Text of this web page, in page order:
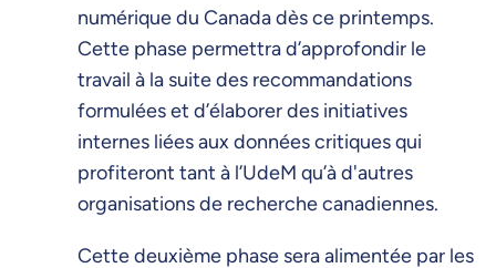
numérique du Canada dès ce printemps.
Cette phase permettra d’approfondir le
travail à la suite des recommandations
formulées et d’élaborer des initiatives
internes liées aux données critiques qui
profiteront tant à l’UdeM qu’à d'autres
organisations de recherche canadiennes.
Cette deuxième phase sera alimentée par les